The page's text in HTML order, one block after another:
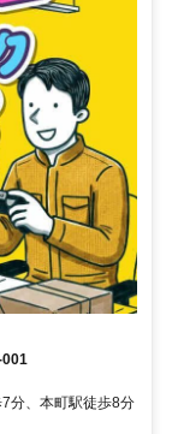
分、本町駅徒歩8分